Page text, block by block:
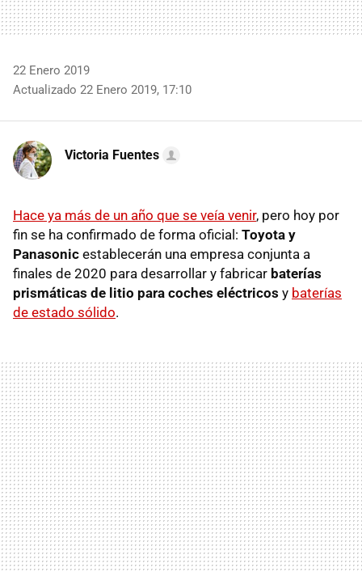
22 Enero 2019
Actualizado 22 Enero 2019, 17:10
Victoria Fuentes
Hace ya más de un año que se veía venir, pero hoy por
fin se ha confirmado de forma oficial: Toyota y
Panasonic establecerán una empresa conjunta a
finales de 2020 para desarrollar y fabricar baterías
prismáticas de litio para coches eléctricos y baterías
de estado sólido.